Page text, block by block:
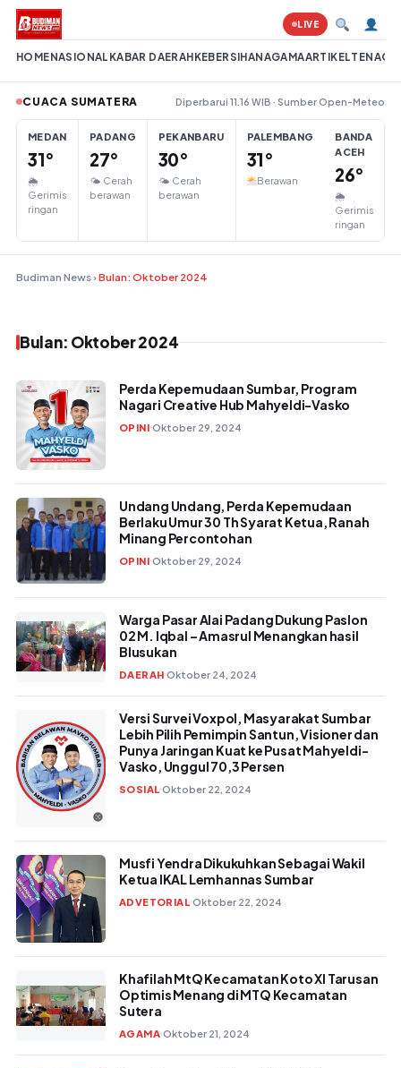
Lompat ke konten
HOMENASIONAL KABAR DAERAHKEBERSIHANAGAMAARTIKELTENAGA
LIVE
CUACA SUMATERA Diperbarui 11.16 WIB · Sumber Open-Meteo
MEDAN
31°
🌦
Gerimis
ringan
PADANG
27°
🌤 Cerah
berawan
PEKANBARU
30°
🌤 Cerah
berawan
PALEMBANG
31°
Berawan
BANDA
ACEH
26°
🌦
Gerimis
ringan
Budiman News ›Bulan: Oktober 2024
Bulan: Oktober 2024
Perda Kepemudaan Sumbar, Program
Nagari Creative Hub Mahyeldi-Vasko
OPINI Oktober 29, 2024
Undang Undang, Perda Kepemudaan
Berlaku Umur 30 Th Syarat Ketua, Ranah
Minang Percontohan
OPINI Oktober 29, 2024
Warga Pasar Alai Padang Dukung Paslon
02 M. Iqbal – Amasrul Menangkan hasil
Blusukan
DAERAH Oktober 24, 2024
Versi Survei Voxpol, Masyarakat Sumbar
Lebih Pilih Pemimpin Santun, Visioner dan
Punya Jaringan Kuat ke Pusat Mahyeldi-
Vasko, Unggul 70,3 Persen
SOSIAL Oktober 22, 2024
Musfi Yendra Dikukuhkan Sebagai Wakil
Ketua IKAL Lemhannas Sumbar
ADVETORIAL Oktober 22, 2024
Khafilah MtQ Kecamatan Koto XI Tarusan
Optimis Menang di MTQ Kecamatan
Sutera
AGAMA Oktober 21, 2024